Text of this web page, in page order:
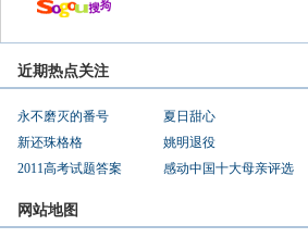
近期热点关注
永不磨灭的番号 夏日甜心
新还珠格格
姚明退役
2011高考试题答案
感动中国十大母亲评选
网站地图